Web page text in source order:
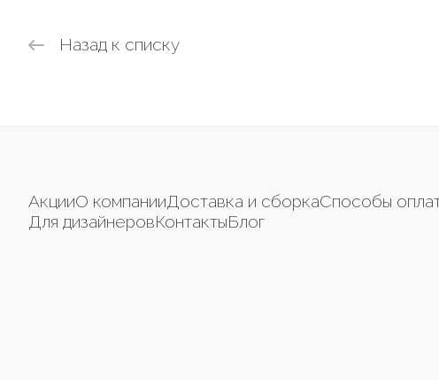
Назад к списку
АкцииО компанииДоставка и сборкаСпособы
Для дизайнеровКонтактыБлог